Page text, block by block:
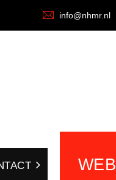
info@nhmr.nl